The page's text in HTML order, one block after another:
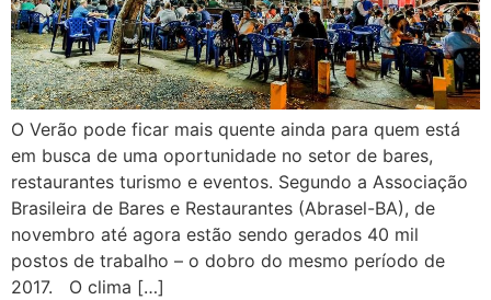
O Verão pode ficar mais quente ainda para quem está
em busca de uma oportunidade no setor de bares,
restaurantes turismo e eventos. Segundo a Associação
Brasileira de Bares e Restaurantes (Abrasel-BA), de
novembro até agora estão sendo gerados 40 mil
postos de trabalho – o dobro do mesmo período de
2017. O clima […]